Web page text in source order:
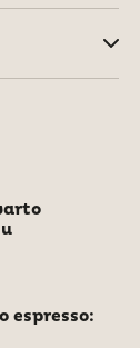
espresso: